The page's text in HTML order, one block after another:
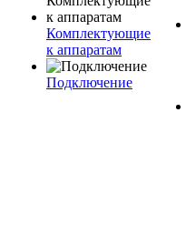
Комплектующие
к аппаратам
Подключение